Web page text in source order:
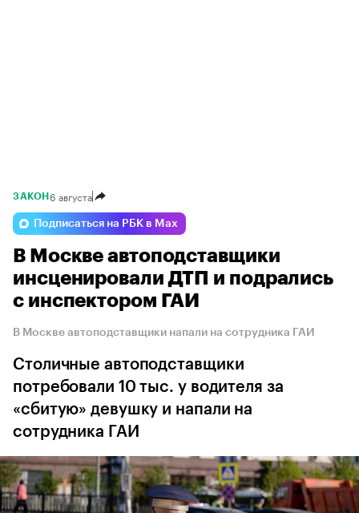
ЗАКОН 6 августа
Подписаться на РБК в Max
В Москве автоподставщики
инсценировали ДТП и подрались
с инспектором ГАИ
В Москве автоподставщики напали на сотрудника ГАИ
Столичные автоподставщики
потребовали 10 тыс. у водителя за
«сбитую» девушку и напали на
сотрудника ГАИ